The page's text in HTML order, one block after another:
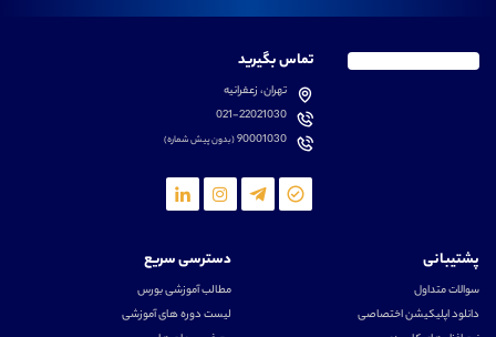
تماس بگیرید
تهران، زعفرانیه
021-22021030
90001030(بدون پیش شماره)
پشتیبانی
سوالات متداول
دانلود اپلیکیشن اختصاصی
دسترسی سریع
مطالب آموزشی بورس
لیست دوره های آموزشی